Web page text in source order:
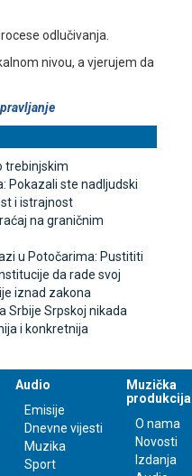
odlučivanja.
nivou, a vjerujem da
trebinjskim
Pokazali ste nadljudski
i istrajnost
na graničnim
u Potočarima: Pustititi
da rade svoj
iznad zakona
Srbije Srpskoj nikada
i konkretnija
Audio
Emisije
Dnevne vijesti
Muzika
Sport
Muzička
produkcija
O nama
Novosti
Izdanja